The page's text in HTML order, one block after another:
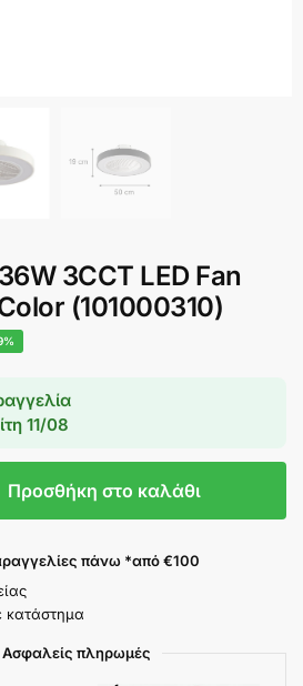
3CCT LED Fan
(101000310)
11/08
Προσθήκη στο καλάθι
πάνω *από €100
πληρωμές